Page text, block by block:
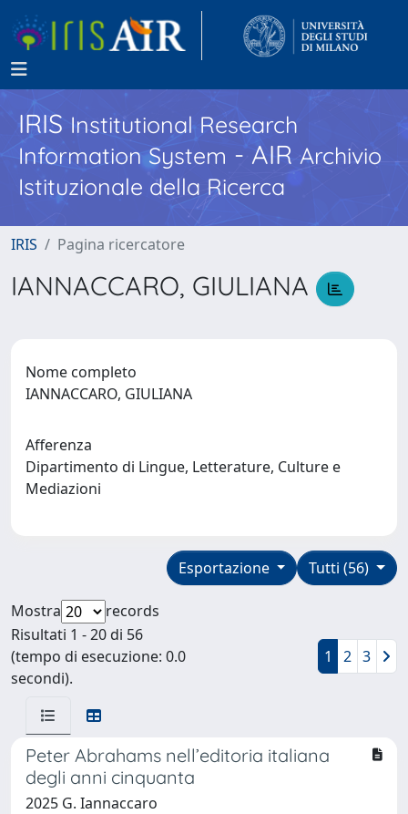
IRISInstitutional Research
Information System - AIR Archivio
Istituzionale della Ricerca
IRIS Pagina ricercatore
IANNACCARO, GIULIANA
Nome completo
IANNACCARO, GIULIANA
Afferenza
Dipartimento di Lingue, Letterature, Culture e
Mediazioni
Tutti (56)
Esportazione
Mostra
records
Risultati 1 - 20 di 56
(tempo di esecuzione: 0.0
secondi).
1 2 3
Peter Abrahams nell’editoria italiana
degli anni cinquanta
2025 G. Iannaccaro